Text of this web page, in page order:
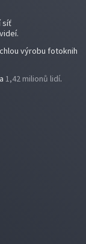
síť
výrobu fotoknih
a 1,42 milionů lidí.